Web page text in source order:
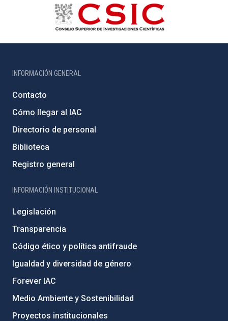
INFORMACIÓN GENERAL
Contacto
Cómo llegar al IAC
Directorio de personal
Biblioteca
Registro general
INFORMACIÓN INSTITUCIONAL
Legislación
Transparencia
Código ético y política antifraude
Igualdad y diversidad de género
Forever IAC
Medio Ambiente y Sostenibilidad
Proyectos institucionales